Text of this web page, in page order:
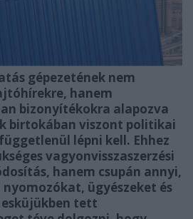
gépezetének nem
hanem
bizonyítékokra alapozva
birtokában viszont politikai
lépni kell. Ehhez
vagyonvisszaszerzési
hanem csupán annyi,
ügyészeket és
tett